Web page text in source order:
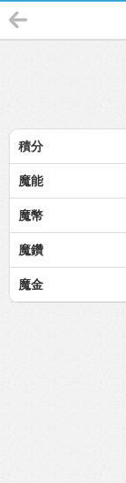
積分
魔能
魔幣
魔鑽
魔金